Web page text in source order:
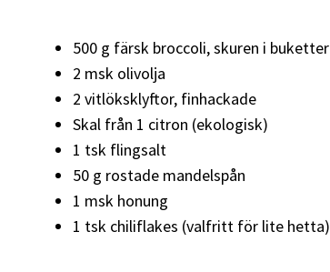
500 g färsk broccoli, skuren i buketter
2 msk olivolja
2 vitlöksklyftor, finhackade
Skal från 1 citron (ekologisk)
1 tsk flingsalt
50 g rostade mandelspån
1 msk honung
1 tsk chiliflakes (valfritt för lite hetta)